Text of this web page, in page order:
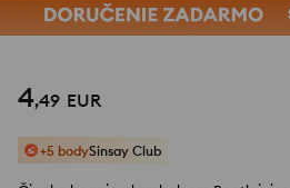
4,49 EUR
+5 bodySinsay Club